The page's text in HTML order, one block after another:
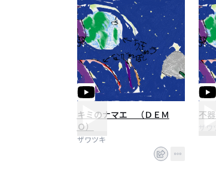
キミのナマエ （ＤＥＭ
Ｏ）
ザワツキ
不
ザワ